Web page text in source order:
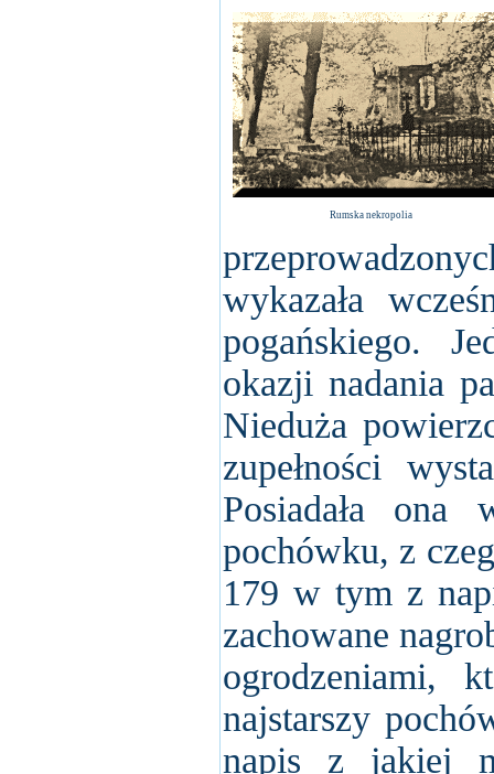
Rumska nekropolia
wykazała
pogańskiego.
okazji nadania
Nieduża
zupełności
Posiadała ona
pochówku, z
179 w tym z
zachowane
ogrodzeniami,
najstarszy
napis z jakiej